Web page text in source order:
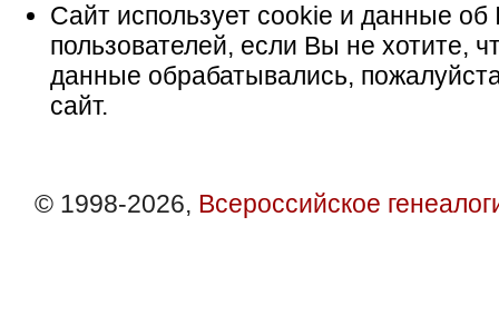
Сайт использует cookie и данные об
пользователей, если Вы не хотите,
данные обрабатывались,
сайт.
© 1998-2026, Всероссийское